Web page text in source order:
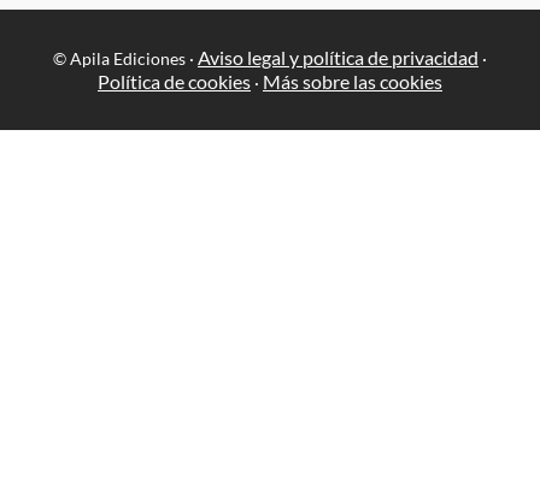
© Apila Ediciones · Aviso legal y política de privacidad ·
Política de cookies · Más sobre las cookies